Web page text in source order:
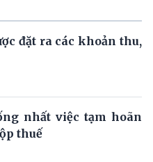
đặt ra các khoản thu,
nhất việc tạm hoãn
thuế